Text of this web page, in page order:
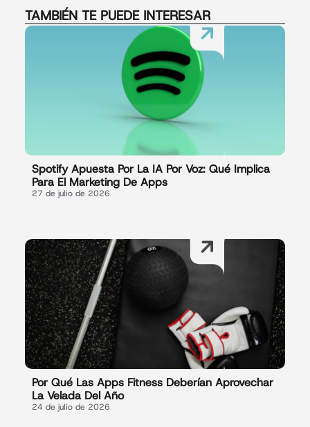
TAMBIÉN TE PUEDE INTERESAR
Spotify Apuesta Por La IA Por Voz: Qué Implica
Para El Marketing De Apps
27 de julio de 2026
Por Qué Las Apps Fitness Deberían Aprovechar
La Velada Del Año
24 de julio de 2026